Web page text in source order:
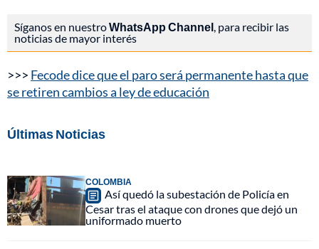
Síganos en nuestroWhatsApp Channel , para recibir las
noticias de mayor interés
>>> Fecode dice que el paro será permanente hasta que
se retiren cambios a ley de educación
Últimas Noticias
COLOMBIA
Así quedó la subestación de Policía en
Cesar tras el ataque con drones que dejó un
uniformado muerto